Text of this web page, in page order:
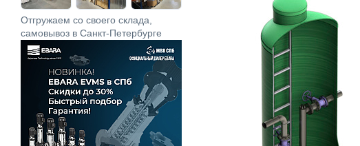
Отгружаем со своего склада,
самовывоз в Санкт-Петербурге